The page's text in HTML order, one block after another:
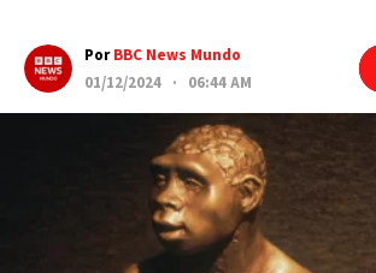
PorBBC News Mundo
01/12/2024 · 06:44 AM